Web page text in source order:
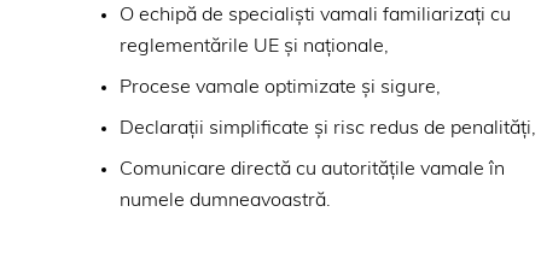
O echipă de specialiști vamali familiarizați cu
reglementările UE și naționale,
Procese vamale optimizate și sigure,
Declarații simplificate și risc redus de penalități,
Comunicare directă cu autoritățile vamale în
numele dumneavoastră.